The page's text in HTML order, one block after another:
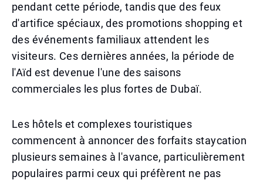
pendant cette période, tandis que des feux
d'artifice spéciaux, des promotions shopping et
des événements familiaux attendent les
visiteurs. Ces dernières années, la période de
l'Aïd est devenue l'une des saisons
commerciales les plus fortes de Dubaï.
Les hôtels et complexes touristiques
commencent à annoncer des forfaits staycation
plusieurs semaines à l'avance, particulièrement
populaires parmi ceux qui préfèrent ne pas